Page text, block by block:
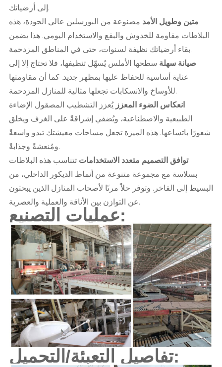
إلى أرضياتك.
متين وطويل الأمد مصنوعة من البورسلين عالي الجودة، هذه
البلاطات مقاومة للخدوش والبقع والاستخدام اليومي. هذا يضمن
بقاء أرضياتك نظيفة لسنوات، حتى في المناطق المزدحمة.
صيانة سهلة سطحها الأملس يُسهّل تنظيفها، فلا تحتاج إلا إلى
عناية أساسية للحفاظ عليها بمظهر جديد. كما أن مقاومتها
للأوساخ والانسكابات تجعلها مثالية للمنازل المزدحمة.
انعكاس الضوء المعززيُعزز التشطيب المصقول الإضاءة
الطبيعية والاصطناعية، ويُضفي إشراقةً على الغرف ويخلق
شعورًا باتساعها. هذه الميزة تجعل مساحات معيشتك تبدو واسعةً
ومُنعشةً وجذابةً.
توافق التصميم متعدد الاستخدامات تتناسب هذه البلاطات
بسلاسة مع مجموعة متنوعة من أنماط الديكور الداخلي، من
البسيط إلى الفاخر. وتوفر حلاً مرنًا لأصحاب المنازل الذين يبحثون
عن التوازن بين الأناقة والعملية والعصرية.
عمليات التصنيع:
تفاصيل التعبئة/التحميل: